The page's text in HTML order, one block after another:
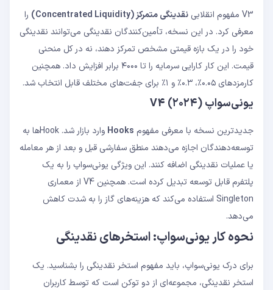
V3 مفهوم انقلابی نقدینگی متمرکز (Concentrated Liquidity)
را
معرفی کرد. در این نسخه، تأمین‌کنندگان نقدینگی می‌توانند نقدینگی
خود را در یک بازه قیمتی مشخص تمرکز دهند، نه در کل منحنی
قیمت. این کار کارایی سرمایه را تا ۴۰۰۰ برابر افزایش داد. همچنین
کارمزدهای ۰.۰۵٪، ۰.۳٪ و ۱٪ برای جفت‌های مختلف قابل انتخاب شد.
یونی‌سواپ V4 (۲۰۲۴)
جدیدترین نسخه با معرفی مفهوم Hooks
وارد بازار شد. Hookها به
توسعه‌دهندگان اجازه می‌دهند منطق سفارشی قبل و بعد از هر معامله
یا عملیات نقدینگی اضافه کنند. این ویژگی یونی‌سواپ را به یک
پلتفرم قابل توسعه تبدیل کرده است. همچنین V4 از معماری
Singleton استفاده می‌کند که هزینه‌های گاز را به شدت کاهش
می‌دهد.
نحوه کار یونی‌سواپ: استخرهای نقدینگی
برای درک یونی‌سواپ، باید مفهوم استخر نقدینگی را بشناسید. یک
استخر نقدینگی، مجموعه‌ای از دو توکن است که توسط کاربران